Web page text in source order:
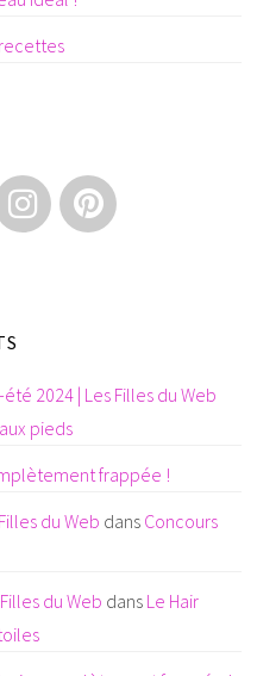
2024 | Les Filles du Web
pieds
frappée !
du Web dans Concours
du Web dans Le Hair